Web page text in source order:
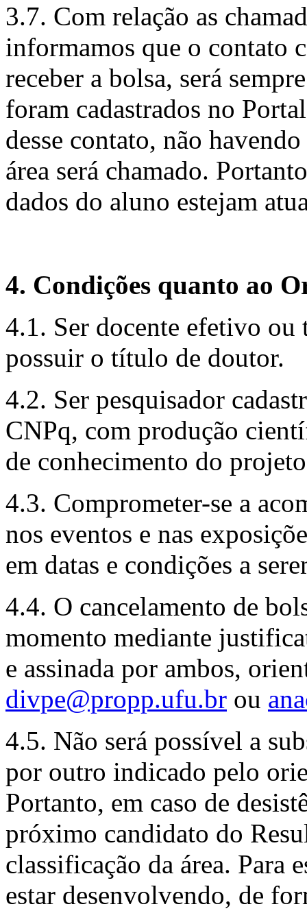
3.7. Com relação as
informamos que o contato
receber a bolsa, será
foram cadastrados no
desse contato, não
área será chamado.
dados do aluno estejam
4. Condições quanto ao
4.1. Ser docente efetivo
possuir o título de doutor.
4.2. Ser pesquisador
CNPq, com produção
de conhecimento do
4.3. Comprometer-se a
nos eventos e nas
em datas e condições a
4.4. O cancelamento de
momento mediante
e assinada por ambos,
divpe@propp.ufu.br ou
4.5. Não será possível a
por outro indicado pelo
Portanto, em caso de
próximo candidato do
classificação da área. Para
estar desenvolvendo, de